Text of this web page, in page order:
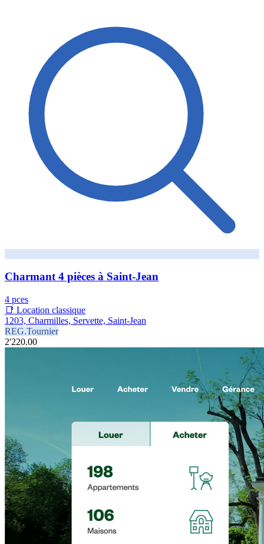
Charmant 4 pièces à Saint-Jean
4 pces
📑 Location classique
1203, Charmilles, Servette, Saint-Jean
REG.Tournier
2'220.00